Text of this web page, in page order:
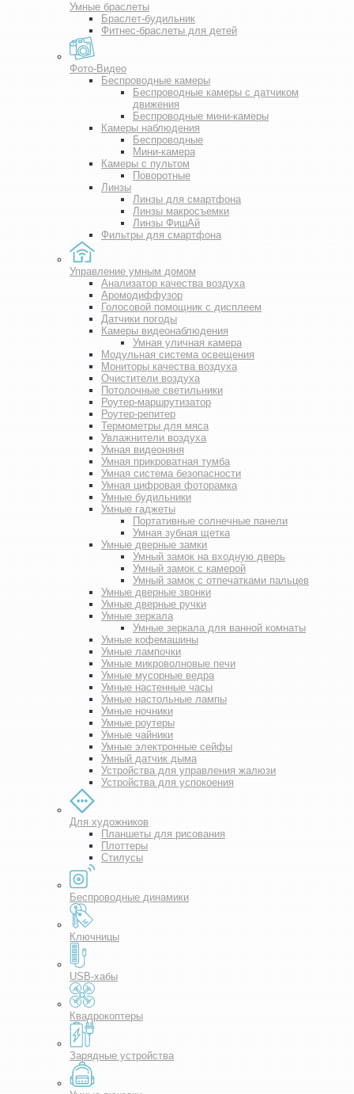
Умные браслеты
Браслет-будильник
Фитнес-браслеты для детей
Фото-Видео
Беспроводные камеры
Беспроводные камеры с датчиком
движения
Беспроводные мини-камеры
Камеры наблюдения
Беспроводные
Мини-камера
Камеры с пультом
Поворотные
Линзы
Линзы для смартфона
Линзы макросъемки
Линзы ФишАй
Фильтры для смартфона
Управление умным домом
Анализатор качества воздуха
Аромодиффузор
Голосовой помощник с дисплеем
Датчики погоды
Камеры видеонаблюдения
Умная уличная камера
Модульная система освещения
Мониторы качества воздуха
Очистители воздуха
Потолочные светильники
Роутер-маршрутизатор
Роутер-репитер
Термометры для мяса
Увлажнители воздуха
Умная видеоняня
Умная прикроватная тумба
Умная система безопасности
Умная цифровая фоторамка
Умные будильники
Умные гаджеты
Портативные солнечные панели
Умная зубная щетка
Умные дверные замки
Умный замок на входную дверь
Умный замок с камерой
Умный замок с отпечатками пальцев
Умные дверные звонки
Умные дверные ручки
Умные зеркала
Умные зеркала для ванной комнаты
Умные кофемашины
Умные лампочки
Умные микроволновые печи
Умные мусорные ведра
Умные настенные часы
Умные настольные лампы
Умные ночники
Умные роутеры
Умные чайники
Умные электронные сейфы
Умный датчик дыма
Устройства для управления жалюзи
Устройства для успокоения
Для художников
Планшеты для рисования
Плоттеры
Стилусы
Беспроводные динамики
Ключницы
USB-хабы
Квадрокоптеры
Зарядные устройства